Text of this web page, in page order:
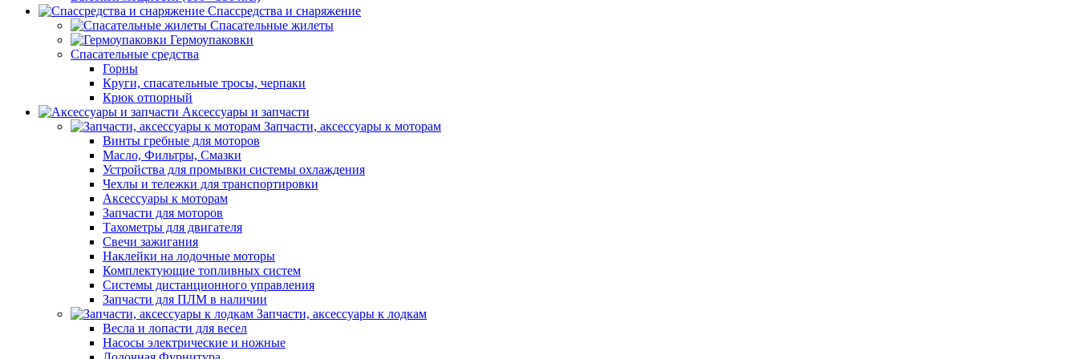
Спассредства и снаряжение
Спасательные жилеты
Гермоупаковки
Спасательные средства
Горны
Круги, спасательные тросы, черпаки
Крюк отпорный
Аксессуары и запчасти
Запчасти, аксессуары к моторам
Винты гребные для моторов
Масло, Фильтры, Смазки
Устройства для промывки системы охлаждения
Чехлы и тележки для транспортировки
Аксессуары к моторам
Запчасти для моторов
Тахометры для двигателя
Свечи зажигания
Наклейки на лодочные моторы
Комплектующие топливных систем
Системы дистанционного управления
Запчасти для ПЛМ в наличии
Запчасти, аксессуары к лодкам
Весла и лопасти для весел
Насосы электрические и ножные